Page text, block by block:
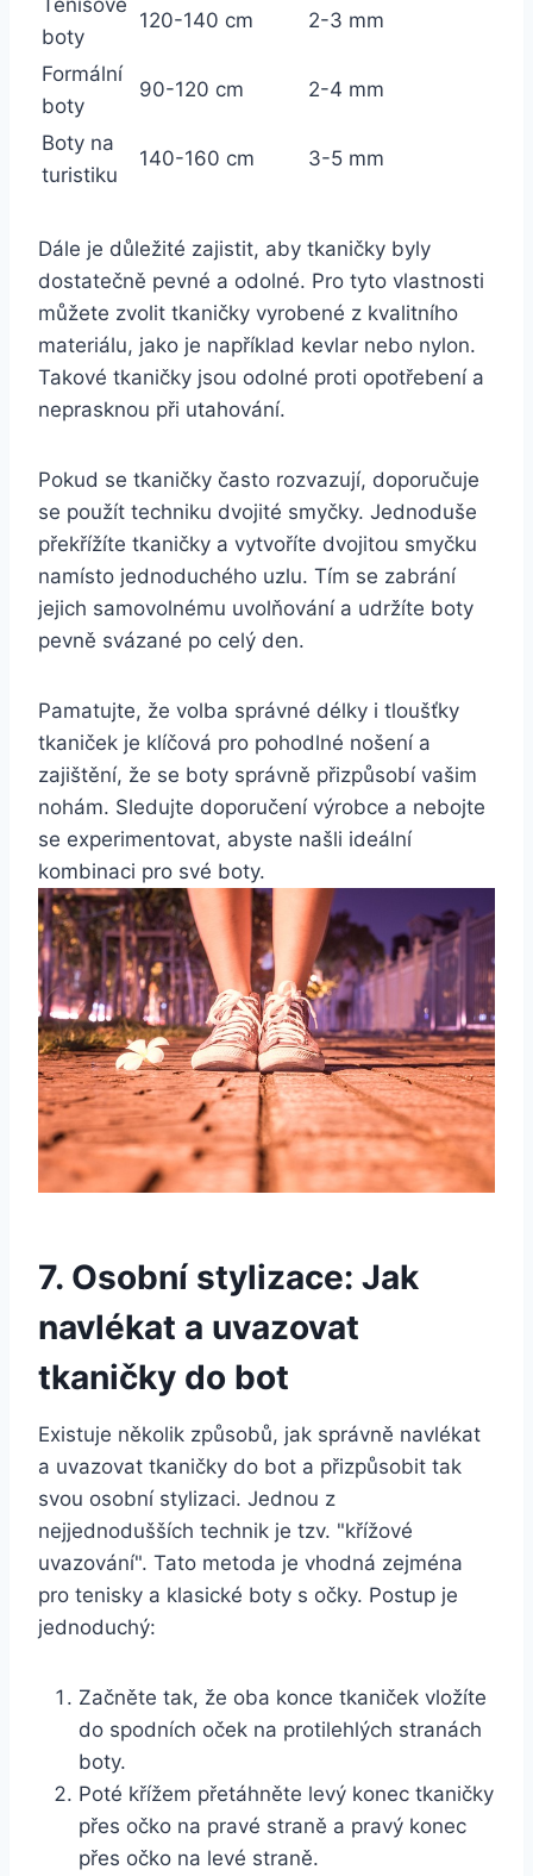
boty
120-140 cm 2-3 mm
Formální
boty
90-120 cm 2-4 mm
Boty na
turistiku
140-160 cm 3-5 mm
Dále je důležité zajistit, aby tkaničky ⁤byly
dostatečně pevné a odolné. Pro tyto vlastnosti
můžete zvolit tkaničky vyrobené z kvalitního
materiálu,⁢ jako⁣ je například ​kevlar nebo nylon.
Takové tkaničky jsou ⁢odolné proti opotřebení ‍a
neprasknou při‌ utahování.
Pokud se tkaničky často rozvazují, doporučuje
se ⁤použít techniku dvojité smyčky. Jednoduše⁢
překřížíte tkaničky a vytvoříte ⁣dvojitou smyčku
namísto⁣ jednoduchého uzlu. ⁣Tím se zabrání
⁤jejich samovolnému​ uvolňování a udržíte ‍boty
pevně svázané po celý ⁤den.
Pamatujte, že volba správné délky ‍i tloušťky
tkaniček je klíčová pro pohodlné nošení a
zajištění, že ⁢se boty správně přizpůsobí vašim
nohám. Sledujte doporučení výrobce a nebojte
se⁢ experimentovat, ⁣abyste našli ideální
kombinaci ⁤pro‍ své ‍boty.
7. Osobní stylizace: Jak⁣
navlékat⁢ a uvazovat
⁤tkaničky do bot
Existuje několik způsobů, jak ‍správně navlékat‍
a uvazovat‌ tkaničky do bot a přizpůsobit tak
svou osobní⁢ stylizaci. Jednou z
‌nejjednodušších technik je tzv. "křížové
uvazování". Tato metoda‌ je vhodná zejména ​
pro tenisky ⁣a ⁢klasické boty s očky. Postup je
jednoduchý:
Začněte tak, ⁤že oba konce tkaniček‍ vložíte
do spodních ⁢oček na protilehlých stranách
boty. ‍
Poté křížem přetáhněte levý ​konec tkaničky
přes ‌očko na pravé straně a⁤ pravý konec
přes očko na⁢ levé straně.